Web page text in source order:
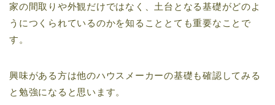
家の間取りや外観だけではなく、土台となる基礎がどのよ
うにつくられているのかを知ることとても重要なことで
す。
興味がある方は他のハウスメーカーの基礎も確認してみる
と勉強になると思います。